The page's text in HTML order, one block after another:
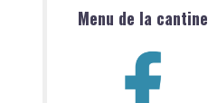
Menu de la cantine